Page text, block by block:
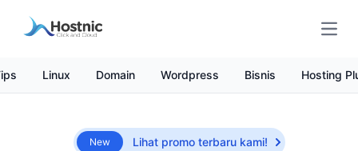
Linux Domain Wordpress Bisnis Hosting
New Lihat promo terbaru kami!